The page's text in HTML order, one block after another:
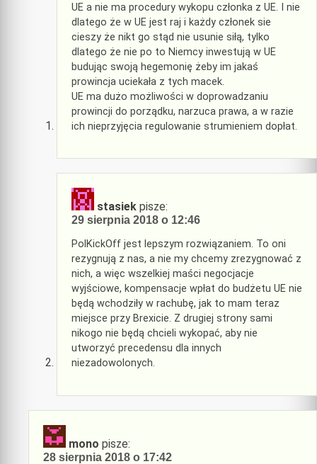
UE a nie ma procedury wykopu członka z UE. I nie
dlatego że w UE jest raj i każdy członek sie
cieszy że nikt go stąd nie usunie siłą, tylko
dlatego że nie po to Niemcy inwestują w UE
budując swoją hegemonię żeby im jakaś
prowincja uciekała z tych macek.
UE ma dużo możliwości w doprowadzaniu
prowincji do porządku, narzuca prawa, a w razie
ich nieprzyjęcia regulowanie strumieniem dopłat.
stasiek pisze:
29 sierpnia 2018 o 12:46
PolKickOff jest lepszym rozwiązaniem. To oni
rezygnują z nas, a nie my chcemy zrezygnować z
nich, a więc wszelkiej maści negocjacje
wyjściowe, kompensacje wpłat do budżetu UE nie
będą wchodziły w rachubę, jak to mam teraz
miejsce przy Brexicie. Z drugiej strony sami
nikogo nie będą chcieli wykopać, aby nie
utworzyć precedensu dla innych
niezadowolonych.
mono pisze:
28 sierpnia 2018 o 17:42